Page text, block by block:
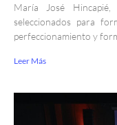
María José
seleccionados para
perfeccionamiento y
Leer Más